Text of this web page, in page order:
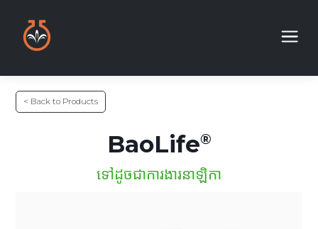
< Back to Products
BaoLife
ទៅដូចជាការងារនាឡិកា